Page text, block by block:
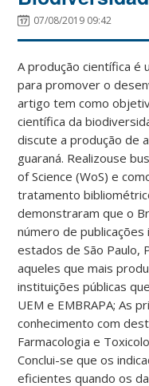
07/08/2019 09:42
A produção científica é
para promover o
artigo tem como
científica da
discute a produção de
guaraná. Realizouse
of Science (WoS) e
tratamento
demonstraram que o
número de publicações
estados de São Paulo,
aqueles que mais
instituições públicas
UEM e EMBRAPA; As
conhecimento com
Farmacologia e
Conclui-se que os
eficientes quando os